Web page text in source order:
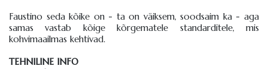
Faustino seda kõike on - ta on väiksem, soodsaim ka - aga
samas vastab kõige kõrgematele standarditele, mis
kohvimaailmas kehtivad.
TEHNILINE INFO